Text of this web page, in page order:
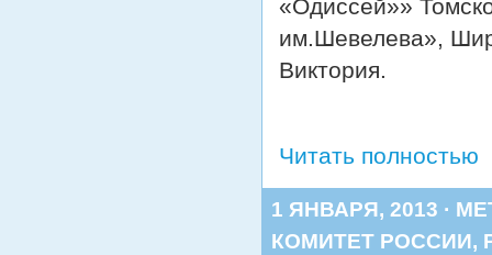
«Одиссей»»
им.Шевелева»,
Виктория.
Читать полностью
1 ЯНВАРЯ, 2013 ·
КОМИТЕТ РОССИИ,